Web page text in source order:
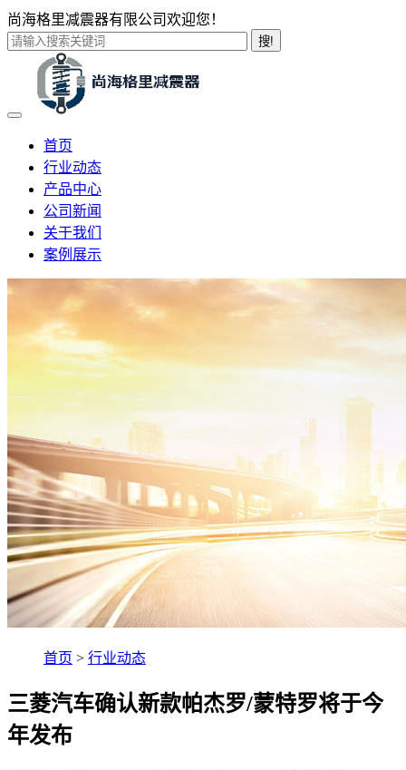
尚海格里减震器有限公司欢迎您！
搜!
首页
行业动态
产品中心
公司新闻
关于我们
案例展示
首页 > 行业动态
三菱汽车确认新款帕杰罗/蒙特罗将于今
年发布